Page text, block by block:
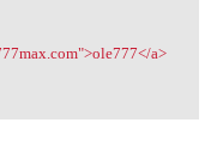
a>